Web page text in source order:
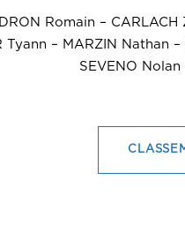
Romain –
– MARZIN Nathan
SEVENO Nolan